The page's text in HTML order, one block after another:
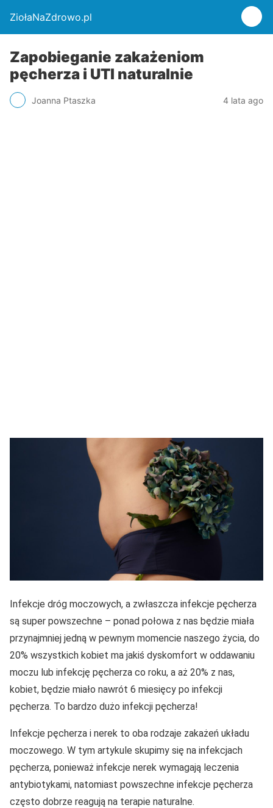
ZiołaNaZdrowo.pl
Zapobieganie zakażeniom
pęcherza i UTI naturalnie
Joanna Ptaszka 4 lata ago
Infekcje dróg moczowych, a zwłaszcza infekcje pęcherza
są super powszechne – ponad połowa z nas będzie miała
przynajmniej jedną w pewnym momencie naszego życia, do
20% wszystkich kobiet ma jakiś dyskomfort w oddawaniu
moczu lub infekcję pęcherza co roku, a aż 20% z nas,
kobiet, będzie miało nawrót 6 miesięcy po infekcji
pęcherza. To bardzo dużo infekcji pęcherza!
Infekcje pęcherza i nerek to oba rodzaje zakażeń układu
moczowego. W tym artykule skupimy się na infekcjach
pęcherza, ponieważ infekcje nerek wymagają leczenia
antybiotykami, natomiast powszechne infekcje pęcherza
często dobrze reagują na terapie naturalne.